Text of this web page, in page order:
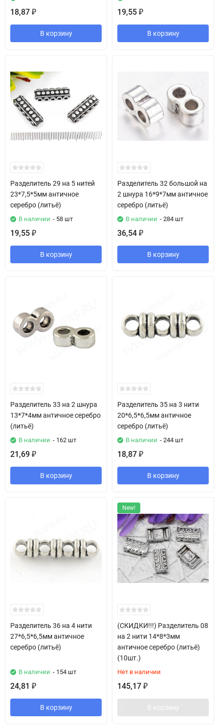
18,87 ₽
В корзину
19,55 ₽
В корзину
Разделитель 29 на 5 нитей
23*7,5*5мм античное
серебро (литьё)
В наличии - 58 шт
19,55 ₽
В корзину
Разделитель 32 большой на
2 шнура 16*9*7мм античное
серебро (литьё)
В наличии - 284 шт
36,54 ₽
В корзину
Разделитель 33 на 2 шнура
13*7*4мм античное серебро
(литьё)
В наличии - 162 шт
21,69 ₽
В корзину
Разделитель 35 на 3 нити
20*6,5*6,5мм античное
серебро (литьё)
В наличии - 244 шт
18,87 ₽
В корзину
Разделитель 36 на 4 нити
27*6,5*6,5мм античное
серебро (литьё)
В наличии - 154 шт
24,81 ₽
В корзину
New!
(СКИДКИ!!!) Разделитель 08
на 2 нити 14*8*3мм
античное серебро (литьё)
(10шт.)
Нет в наличии
145,17 ₽
В корзину